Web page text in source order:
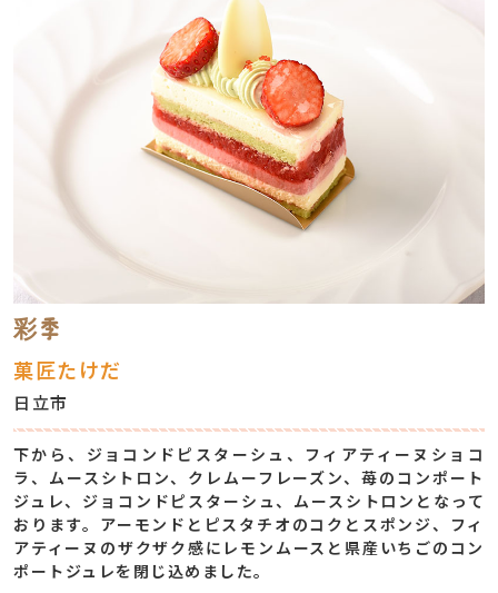
彩季
菓匠たけだ
日立市
下から、ジョコンドピスターシュ、フィアティーヌショコ
ラ、ムースシトロン、クレムーフレーズン、苺のコンポート
ジュレ、ジョコンドピスターシュ、ムースシトロンとなって
おります。アーモンドとピスタチオのコクとスポンジ、フィ
アティーヌのザクザク感にレモンムースと県産いちごのコン
ポートジュレを閉じ込めました。